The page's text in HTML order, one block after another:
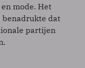
mode. Het
dat
partijen